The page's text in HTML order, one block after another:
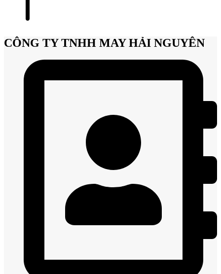
CÔNG TY TNHH MAY HẢI NGUYÊN